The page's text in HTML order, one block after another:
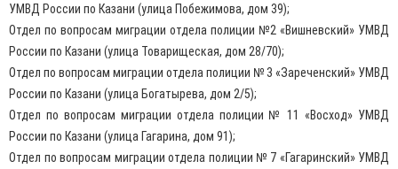
УМВД России по Казани (улица Побежимова, дом 39);
Отдел по вопросам миграции отдела полиции №2 «Вишневский» УМВД
России по Казани (улица Товарищеская, дом 28/70);
Отдел по вопросам миграции отдела полиции № 3 «Зареченский» УМВД
России по Казани (улица Богатырева, дом 2/5);
Отдел по вопросам миграции отдела полиции № 11 «Восход» УМВД
России по Казани (улица Гагарина, дом 91);
Отдел по вопросам миграции отдела полиции № 7 «Гагаринский» УМВД